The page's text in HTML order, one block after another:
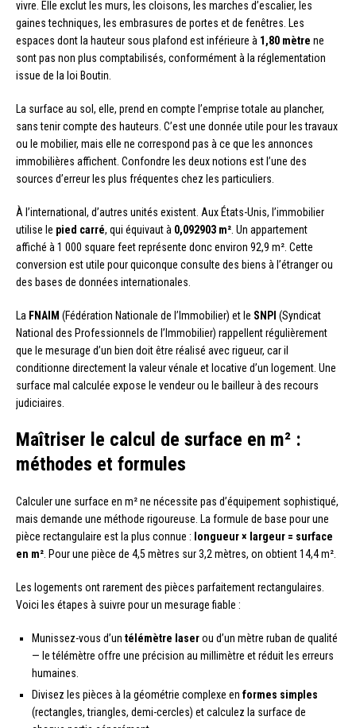
vivre. Elle exclut les murs, les cloisons, les marches d’escalier, les
gaines techniques, les embrasures de portes et de fenêtres. Les
espaces dont la hauteur sous plafond est inférieure à 1,80 mètre ne
sont pas non plus comptabilisés, conformément à la réglementation
issue de la loi Boutin.
La surface au sol, elle, prend en compte l’emprise totale au plancher,
sans tenir compte des hauteurs. C’est une donnée utile pour les travaux
ou le mobilier, mais elle ne correspond pas à ce que les annonces
immobilières affichent. Confondre les deux notions est l’une des
sources d’erreur les plus fréquentes chez les particuliers.
À l’international, d’autres unités existent. Aux États-Unis, l’immobilier
utilise le pied carré, qui équivaut à 0,092903 m² . Un appartement
affiché à 1 000 square feet représente donc environ 92,9 m². Cette
conversion est utile pour quiconque consulte des biens à l’étranger ou
des bases de données internationales.
La FNAIM (Fédération Nationale de l’Immobilier) et le SNPI (Syndicat
National des Professionnels de l’Immobilier) rappellent régulièrement
que le mesurage d’un bien doit être réalisé avec rigueur, car il
conditionne directement la valeur vénale et locative d’un logement. Une
surface mal calculée expose le vendeur ou le bailleur à des recours
judiciaires.
Maîtriser le calcul de surface en m² :
méthodes et formules
Calculer une surface en m² ne nécessite pas d’équipement sophistiqué,
mais demande une méthode rigoureuse. La formule de base pour une
pièce rectangulaire est la plus connue : longueur × largeur = surface
en m² . Pour une pièce de 4,5 mètres sur 3,2 mètres, on obtient 14,4 m².
Les logements ont rarement des pièces parfaitement rectangulaires.
Voici les étapes à suivre pour un mesurage fiable :
Munissez-vous d’un télémètre laserou d’un mètre ruban de qualité
— le télémètre offre une précision au millimètre et réduit les erreurs
humaines.
Divisez les pièces à la géométrie complexe en formes simples
(rectangles, triangles, demi-cercles) et calculez la surface de